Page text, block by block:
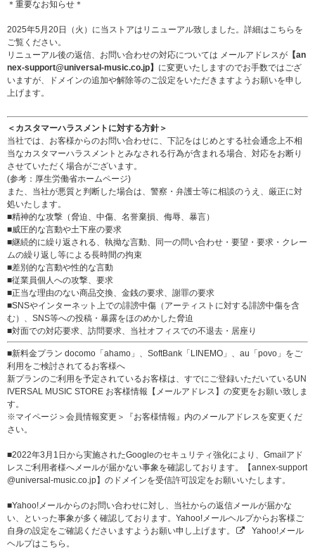
＊重要なお知らせ＊
2025年5月20日（火）に当ストアはリニューアル致しました。詳細はこちら を
ご覧ください。
リニューアル後の返信、お問い合わせの対応については メールアドレスが 【an
nex-support@universal-music.co.jp】 に変更いたしますのでお手数ではござ
いますが、ドメインの追加や解除等のご設定をいただきますようお願いを申し
上げます。
＜カスタマーハラスメントに対する方針＞
当社では、お客様からのお問い合わせに、下記をはじめとする社会通念上不相
当なカスタマーハラスメントとみなされる行為が含まれる場合、対応をお断り
させていただく場合がございます。
(参考： 厚生労働省ホームページ)
また、当社が悪質と判断した場合は、警察・弁護士等に相談のうえ、厳正に対
処いたします。
■精神的な攻撃（脅迫、中傷、名誉棄損、侮辱、暴言）
■威圧的な言動や土下座の要求
■継続的に繰り返される、執拗な言動、同一の問い合わせ・要望・要求・クレー
ムの繰り返し等による長時間の拘束
■差別的な言動や性的な言動
■従業員個人への攻撃、要求
■正当な理由のない商品交換、金銭の要求、謝罪の要求
■SNSやインターネット上での誹謗中傷（アーティストに対する誹謗中傷を含
む）、SNS等への投稿・暴露をほのめかした脅迫
■対面での対応要求、訪問要求、当社オフィスでの不退去・居座り
■新料金プラン docomo「ahamo」、SoftBank「LINEMO」、au「povo」をご
利用をご検討されてるお客様へ
新プランのご利用を予定されているお客様は、すでにご登録いただいているUN
IVERSAL MUSIC STORE お客様情報【メールアドレス】の変更をお願い致しま
す。
※マイページ＞会員情報変更＞『お客様情報』内のメールアドレスを変更くだ
さい。
■2022年3月1日から実施されたGoogleのセキュリティ強化により、Gmailアド
レスご利用者様へメールが届かない事象を確認しております。【annex-support
@universal-music.co.jp】のドメインを受信許可設定をお願いいたします。
■Yahoo!メールからのお問い合わせに対し、当社からの返信メールが届かな
い、といった事象が多く確認しております。Yahoo!メールヘルプからお客様ご
自身の設定をご確認くださいますようお願い申し上げます。
Yahoo!メール
ヘルプはこちら。